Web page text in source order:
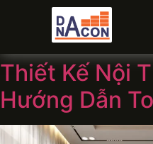
Thiết Kế Nội
Hướng Dẫn